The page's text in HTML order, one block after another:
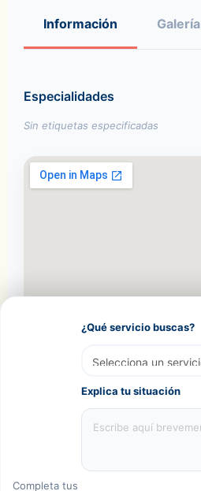
Información Galería
Especialidades
Sin etiquetas especificadas
Completa tus
¿Qué servicio buscas?
Explica tu situación